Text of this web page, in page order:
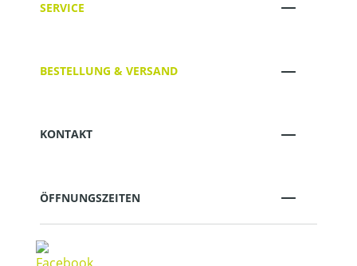
SERVICE
BESTELLUNG & VERSAND
KONTAKT
ÖFFNUNGSZEITEN